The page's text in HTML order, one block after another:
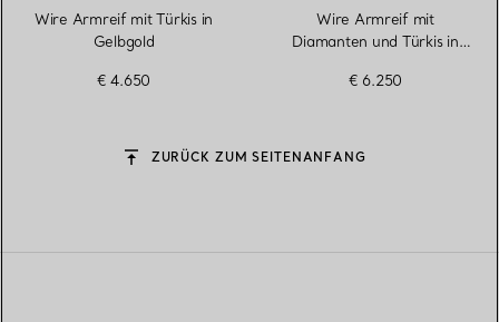
Wire Armreif mit Türkis in
Gelbgold
€ 4.650
Wire Armreif mit
Diamanten und Türkis in
€ 6.250
ZURÜCK ZUM SEITENANFANG